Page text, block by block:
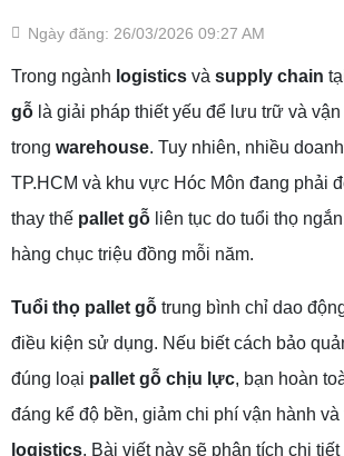
Ngày đăng: 26/03/2026 09:27 AM
Trong ngành logistics và supply chain
gỗ là giải pháp thiết yếu để lưu trữ và
trong warehouse. Tuy nhiên, nhiều
TP.HCM và khu vực Hóc Môn đang phải
thay thế pallet gỗ liên tục do tuổi thọ
hàng chục triệu đồng mỗi năm.
Tuổi thọ pallet gỗ trung bình chỉ dao
điều kiện sử dụng. Nếu biết cách bảo
đúng loại pallet gỗ chịu lực, bạn hoàn
đáng kể độ bền, giảm chi phí vận hành
logistics. Bài viết này sẽ phân tích chi